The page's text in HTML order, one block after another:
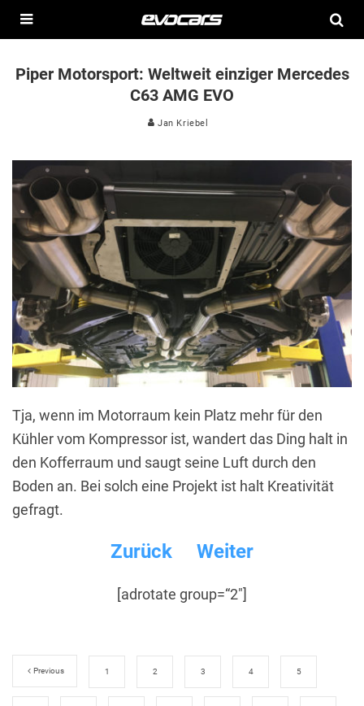
Piper Motorsport: Weltweit einziger Mercedes
C63 AMG EVO
Jan Kriebel
Tja, wenn im Motorraum kein Platz mehr für den
Kühler vom Kompressor ist, wandert das Ding halt in
den Kofferraum und saugt seine Luft durch den
Boden an. Bei solch eine Projekt ist halt Kreativität
gefragt.
Zurück Weiter
[adrotate group=“2″]
Previous 1 2 3 4 5